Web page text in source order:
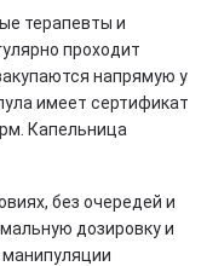
терапевты и
проходит
напрямую у
имеет сертификат
Капельница
без очередей и
дозировку и